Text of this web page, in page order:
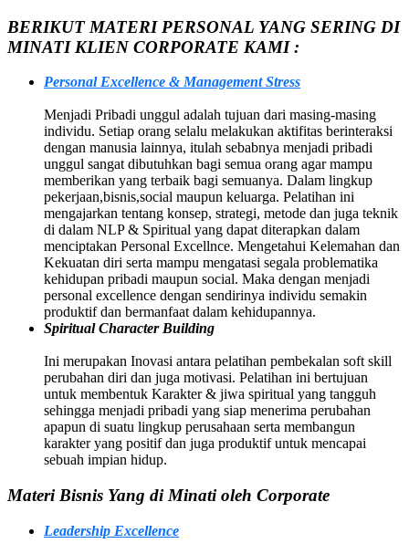
BERIKUT MATERI PERSONAL YANG SERING DI
MINATI KLIEN CORPORATE KAMI :
Personal Excellence & Management Stress
Menjadi Pribadi unggul adalah tujuan dari masing-masing
individu. Setiap orang selalu melakukan aktifitas berinteraksi
dengan manusia lainnya, itulah sebabnya menjadi pribadi
unggul sangat dibutuhkan bagi semua orang agar mampu
memberikan yang terbaik bagi semuanya. Dalam lingkup
pekerjaan,bisnis,social maupun keluarga. Pelatihan ini
mengajarkan tentang konsep, strategi, metode dan juga teknik
di dalam NLP & Spiritual yang dapat diterapkan dalam
menciptakan Personal Excellnce. Mengetahui Kelemahan dan
Kekuatan diri serta mampu mengatasi segala problematika
kehidupan pribadi maupun social. Maka dengan menjadi
personal excellence dengan sendirinya individu semakin
produktif dan bermanfaat dalam kehidupannya.
Spiritual Character Building
Ini merupakan Inovasi antara pelatihan pembekalan soft skill
perubahan diri dan juga motivasi. Pelatihan ini bertujuan
untuk membentuk Karakter & jiwa spiritual yang tangguh
sehingga menjadi pribadi yang siap menerima perubahan
apapun di suatu lingkup perusahaan serta membangun
karakter yang positif dan juga produktif untuk mencapai
sebuah impian hidup.
Materi Bisnis Yang di Minati oleh Corporate
Leadership Excellence